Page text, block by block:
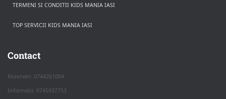
TERMENI SI CONDITII KIDS MANIA IASI
TOP SERVICII KIDS MANIA IASI
Contact
Rezervari: 0744261004
Informatii: 0745937753
Apasa pe o categorie ca sa vezi serviciile.